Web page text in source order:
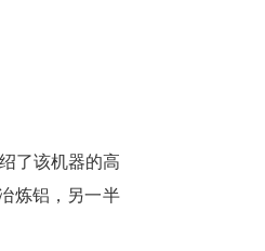
了该机器的高
炼铝，另一半